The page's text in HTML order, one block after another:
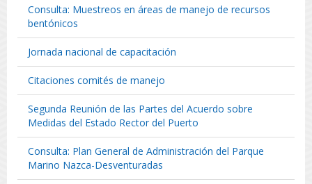
Consulta: Muestreos en áreas de manejo de recursos
bentónicos
Jornada nacional de capacitación
Citaciones comités de manejo
Segunda Reunión de las Partes del Acuerdo sobre
Medidas del Estado Rector del Puerto
Consulta: Plan General de Administración del Parque
Marino Nazca-Desventuradas